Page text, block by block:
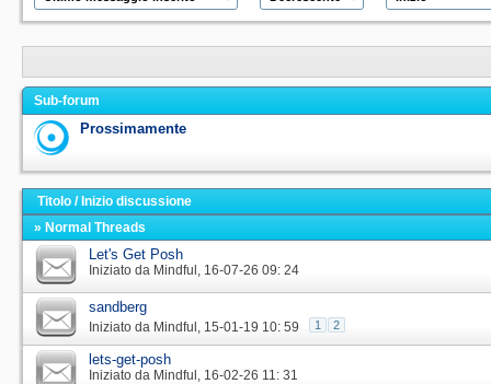
Sub-forum
Prossimamente
Titolo /Inizio discussione
» Normal Threads
Let's Get Posh
Iniziato da Mindful‎, 16-07-26 09: 24
sandberg
Iniziato da Mindful‎, 15-01-19 10: 59 1 2
lets-get-posh
Iniziato da Mindful‎, 16-02-26 11: 31